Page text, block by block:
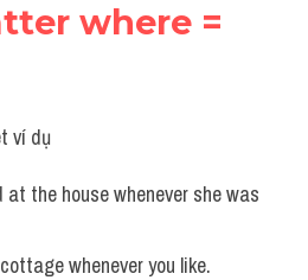
where =
ví dụ
at the house whenever she was
whenever you like.